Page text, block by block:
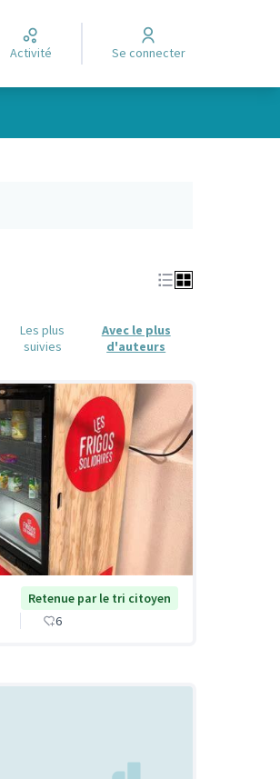
Activité Se connecter
Les plus
suivies
Avec le plus
d'auteurs
Retenue par le tri citoyen
6